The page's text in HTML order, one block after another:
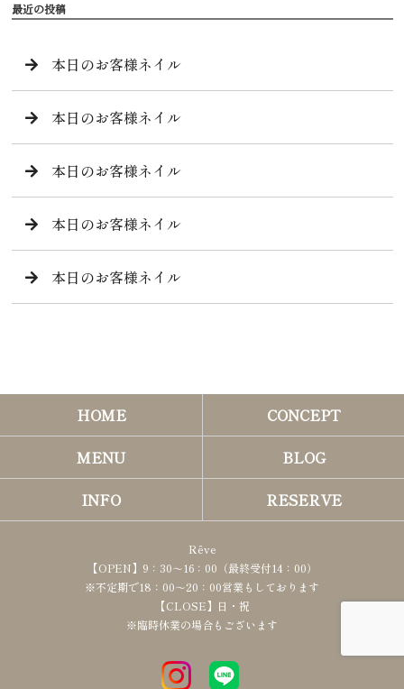
最近の投稿
本日のお客様ネイル
本日のお客様ネイル
本日のお客様ネイル
本日のお客様ネイル
本日のお客様ネイル
HOME
CONCEPT
MENU
BLOG
INFO
RESERVE
Rêve
【OPEN】9：30～16：00（最終受付14：00）
※不定期で18：00～20：00営業もしております
【CLOSE】日・祝
※臨時休業の場合もございます